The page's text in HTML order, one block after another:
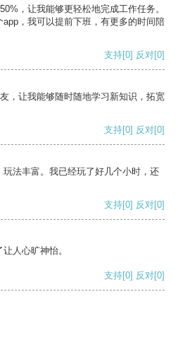
，让我能够更轻松地完成工作任务。
，我可以提前下班，有更多的时间陪
支持[0] 反对[0]
，让我能够随时随地学习新知识，拓宽
支持[0] 反对[0]
法丰富。我已经玩了好几个小时，还
支持[0] 反对[0]
人心旷神怡。
支持[0] 反对[0]